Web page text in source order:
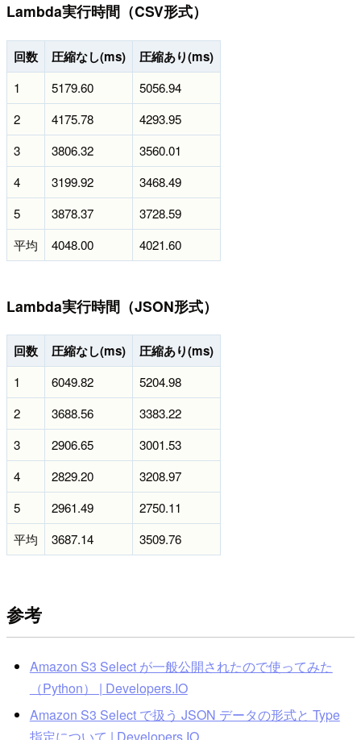
Lambda実行時間（CSV形式）
回数 圧縮なし(ms) 圧縮あり(ms)
1 5179.60
5056.94
2
4175.78
4293.95
3
3806.32
3560.01
4
3199.92
3468.49
5
3878.37
3728.59
平均
4048.00 4021.60
Lambda実行時間（JSON形式）
回数 圧縮なし(ms) 圧縮あり(ms)
1 6049.82
5204.98
2
3688.56
3383.22
3
2906.65
3001.53
4
2829.20
3208.97
5
2961.49
2750.11
平均
3687.14 3509.76
参考
Amazon S3 Select が一般公開されたので使ってみた
（Python） | Developers.IO
Amazon S3 Select で扱う JSON データの形式と Type